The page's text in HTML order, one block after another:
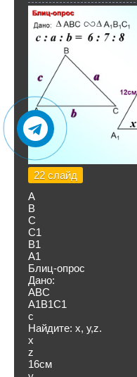
22 слайд
А
В
С
С1
В1
А1
Блиц-опрос
Дано:
ABC
А1В1С1
c
Найдите: х, у,z.
х
z
16см